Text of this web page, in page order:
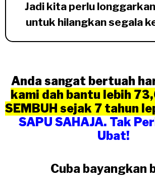
Jadi kita perlu
untuk hilangkan segala
Anda sangat bertuah
kami dah bantu lebih
SEMBUH sejak 7 tahun
SAPU SAHAJA. Tak
Ubat!
Cuba bayangkan